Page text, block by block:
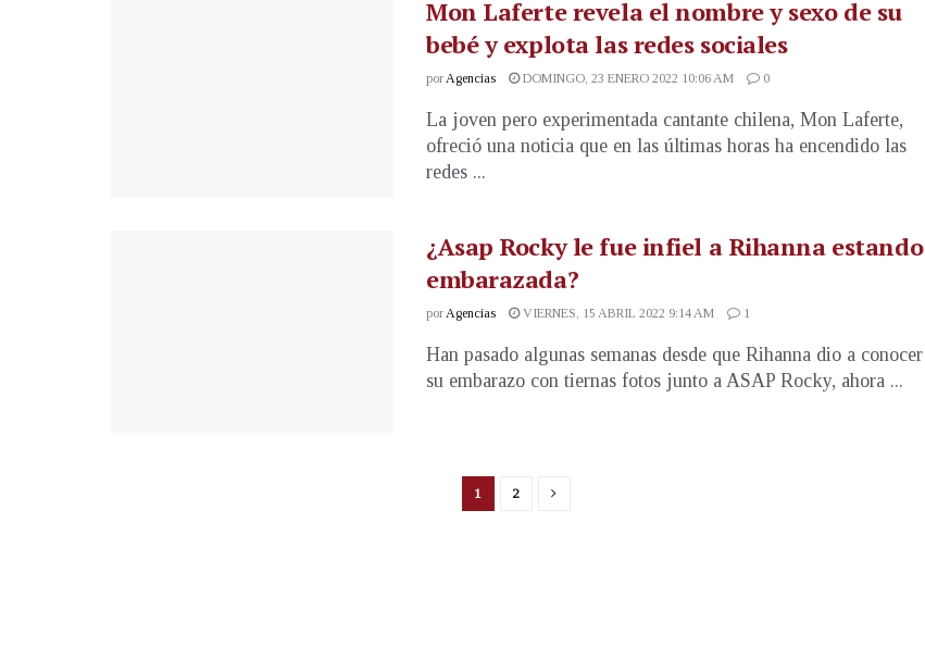
Mon Laferte revela el nombre y sexo de su
bebé y explota las redes sociales
porAgencias DOMINGO, 23 ENERO 2022 10:06 AM 0
La joven pero experimentada cantante chilena, Mon Laferte,
ofreció una noticia que en las últimas horas ha encendido las
redes ...
¿Asap Rocky le fue infiel a Rihanna estando
embarazada?
porAgencias VIERNES, 15 ABRIL 2022 9:14 AM 1
Han pasado algunas semanas desde que Rihanna dio a conocer
su embarazo con tiernas fotos junto a ASAP Rocky, ahora ...
1 2